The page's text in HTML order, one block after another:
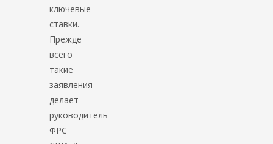
ключевые
ставки.
Прежде
всего
такие
заявления
делает
руководитель
ФРС